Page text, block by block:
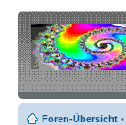
Foren-Übersicht •